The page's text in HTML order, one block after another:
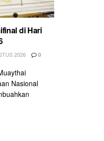
di Hari
2026 0
Nasional